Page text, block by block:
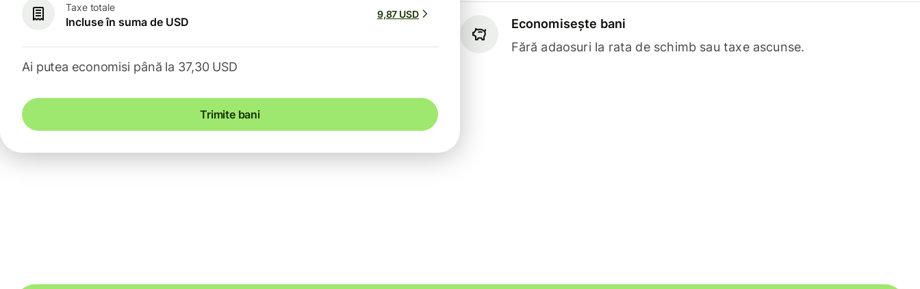
Economisește bani
Fără adaosuri la rata de schimb sau taxe ascunse.
Taxe totale
Incluse în suma de USD
9,87 USD
Ai putea economisi până la 37,30 USD
Trimite bani